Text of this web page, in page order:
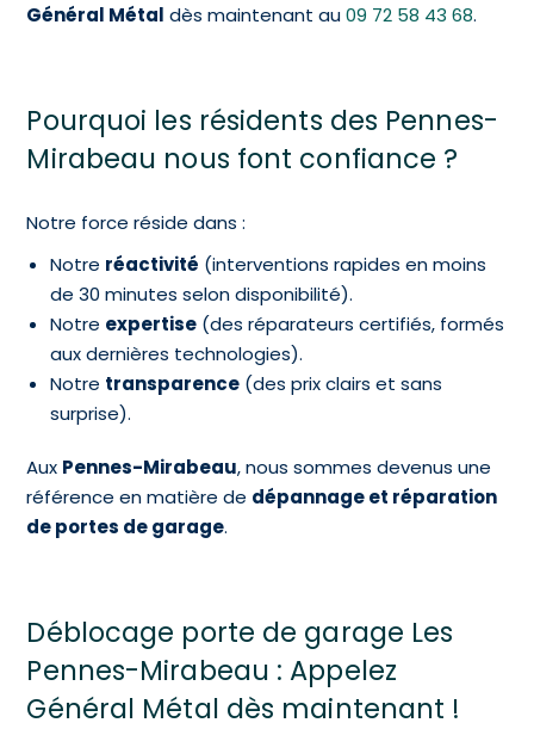
Général Métal dès maintenant au09 72 58 43 68.
Pourquoi les résidents des Pennes-
Mirabeau nous font confiance ?
Notre force réside dans :
Notre réactivité (interventions rapides en moins
de 30 minutes selon disponibilité).
Notre expertise (des réparateurs certifiés, formés
aux dernières technologies).
Notre transparence (des prix clairs et sans
surprise).
Aux Pennes-Mirabeau, nous sommes devenus une
référence en matière de dépannage et réparation
de portes de garage.
Déblocage porte de garage Les
Pennes-Mirabeau : Appelez
Général Métal dès maintenant !